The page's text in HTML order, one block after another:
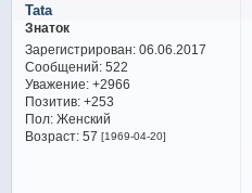
Tata
Знаток
Зарегистрирован: 06.06.2017
Сообщений:522
Уважение: +2966
Позитив: +253
Пол:Женский
Возраст:57 [1969-04-20]